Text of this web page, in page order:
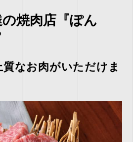
焼肉店『ぽん
なお肉がいただけま